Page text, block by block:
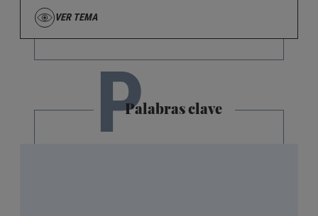
VER TEMA
PPalabras clave